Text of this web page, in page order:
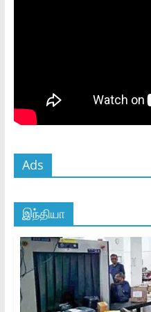
Ads
இந்தியா